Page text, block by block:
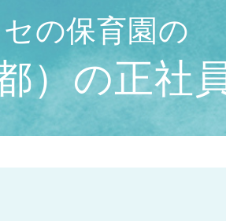
の保育園の
）の正社